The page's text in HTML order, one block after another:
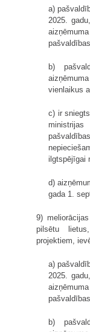
a)
2025.
b)
vienlaikus
c) ir
ilgtspējīgai
d)
gada 1.
9)
pilsētu
projektiem,
a)
2025.
b)